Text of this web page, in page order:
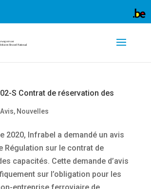
S Contrat de réservation des
Avis, Nouvelles
2020, Infrabel a demandé un avis
Régulation sur le contrat de
capacités. Cette demande d’avis
sur l’obligation pour les
de vous proposer nos
En utilisant nos services,
expressément votre accord pour